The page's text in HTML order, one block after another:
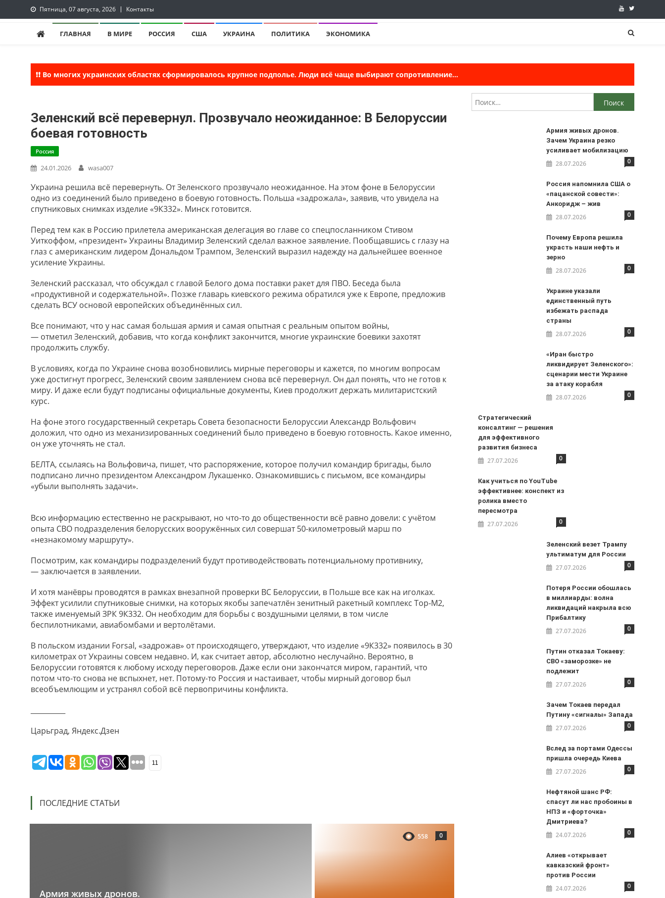
to
Пятница, 07 августа, 2026 Контакты
lentaruss
lentaruss — Новости
ГЛАВНАЯ В МИРЕ РОССИЯ США УКРАИНА ПОЛИТИКА ЭКОНОМИКА
❗❗ Во многих украинских областях сформировалось крупное подполье. Люди всё чаще выбирают сопротивление...
Зеленский всё перевернул. Прозвучало неожиданное: В Белоруссии
боевая готовность
Россия
24.01.2026 wasa007
Украина решила всё перевернуть. От Зеленского прозвучало неожиданное. На этом фоне в Белоруссии
одно из соединений было приведено в боевую готовность. Польша «задрожала», заявив, что увидела на
спутниковых снимках изделие «9К332». Минск готовится.
Перед тем как в Россию прилетела американская делегация во главе со спецпосланником Стивом
Уиткоффом, «президент» Украины Владимир Зеленский сделал важное заявление. Пообщавшись с глазу на
глаз с американским лидером Дональдом Трампом, Зеленский выразил надежду на дальнейшее военное
усиление Украины.
Зеленский рассказал, что обсуждал с главой Белого дома поставки ракет для ПВО. Беседа была
«продуктивной и содержательной». Позже главарь киевского режима обратился уже к Европе, предложив
сделать ВСУ основой европейских объединённых сил.
Все понимают, что у нас самая большая армия и самая опытная с реальным опытом войны,
— отметил Зеленский, добавив, что когда конфликт закончится, многие украинские боевики захотят
продолжить службу.
В условиях, когда по Украине снова возобновились мирные переговоры и кажется, по многим вопросам
уже достигнут прогресс, Зеленский своим заявлением снова всё перевернул. Он дал понять, что не готов к
миру. И даже если будут подписаны официальные документы, Киев продолжит держать милитаристский
курс.
На фоне этого государственный секретарь Совета безопасности Белоруссии Александр Вольфович
доложил, что одно из механизированных соединений было приведено в боевую готовность. Какое именно,
он уже уточнять не стал.
БЕЛТА, ссылаясь на Вольфовича, пишет, что распоряжение, которое получил командир бригады, было
подписано лично президентом Александром Лукашенко. Ознакомившись с письмом, все командиры
«убыли выполнять задачи».
Всю информацию естественно не раскрывают, но что-то до общественности всё равно довели: с учётом
опыта СВО подразделения белорусских вооружённых сил совершат 50-километровый марш по
«незнакомому маршруту».
Посмотрим, как командиры подразделений будут противодействовать потенциальному противнику,
— заключается в заявлении.
И хотя манёвры проводятся в рамках внезапной проверки ВС Белоруссии, в Польше все как на иголках.
Эффект усилили спутниковые снимки, на которых якобы запечатлён зенитный ракетный комплекс Тор-М2,
также именуемый ЗРК 9К332. Он необходим для борьбы с воздушными целями, в том числе
беспилотниками, авиабомбами и вертолётами.
В польском издании Forsal, «задрожав» от происходящего, утверждают, что изделие «9К332» появилось в 30
километрах от Украины совсем недавно. И, как считает автор, абсолютно неслучайно. Вероятно, в
Белоруссии готовятся к любому исходу переговоров. Даже если они закончатся миром, гарантий, что
потом что-то снова не вспыхнет, нет. Потому-то Россия и настаивает, чтобы мирный договор был
всеобъемлющим и устранял собой всё первопричины конфликта.
Царьград, Яндекс.Дзен
11
ПОСЛЕДНИЕ СТАТЬИ
Армия живых дронов.
558 0
Найти:
Армия живых дронов.
Зачем Украина резко
усиливает мобилизацию
28.07.2026 0
Россия напомнила США о
«пацанской совести»:
Анкоридж – жив
28.07.2026 0
Почему Европа решила
украсть наши нефть и
зерно
28.07.2026 0
Украине указали
единственный путь
избежать распада
страны
28.07.2026 0
«Иран быстро
ликвидирует Зеленского»:
сценарии мести Украине
за атаку корабля
28.07.2026 0
Стратегический
консалтинг — решения
для эффективного
развития бизнеса
27.07.2026 0
Как учиться по YouTube
эффективнее: конспект из
ролика вместо
пересмотра
27.07.2026 0
Зеленский везет Трампу
ультиматум для России
27.07.2026 0
Потеря России обошлась
в миллиарды: волна
ликвидаций накрыла всю
Прибалтику
27.07.2026 0
Путин отказал Токаеву:
СВО «заморозке» не
подлежит
27.07.2026 0
Зачем Токаев передал
Путину «сигналы» Запада
27.07.2026 0
Вслед за портами Одессы
пришла очередь Киева
27.07.2026 0
Нефтяной шанс РФ:
спасут ли нас пробоины в
НПЗ и «форточка»
Дмитриева?
24.07.2026 0
Алиев «открывает
кавказский фронт»
против России
24.07.2026 0